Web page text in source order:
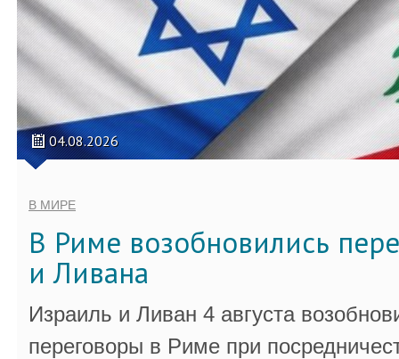
04.08.2026
В МИРЕ
В Риме возобновились
и Ливана
Израиль и Ливан 4 августа
переговоры в Риме при